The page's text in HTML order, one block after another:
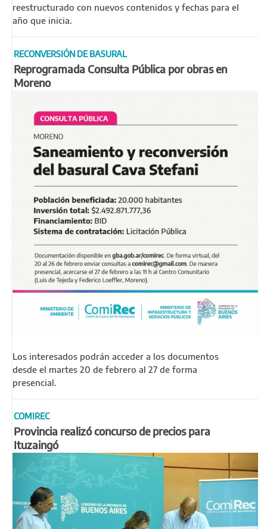
reestructurado con nuevos contenidos y fechas para el
año que inicia.
RECONVERSIÓN DE BASURAL
Reprogramada Consulta Pública por obras en
Moreno
Los interesados podrán acceder a los documentos
desde el martes 20 de febrero al 27 de forma
presencial.
COMIREC
Provincia realizó concurso de precios para
Ituzaingó